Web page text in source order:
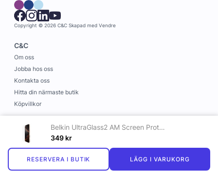
Belkin UltraGlass2 AM Screen Protector - iPhone 15 Pro Max - Maskinglas
349 kr
RESERVERA I BUTIK LÄGG I VARUKORG
Copyright © 2026 C&C Skapad med Vendre
C&C
Om oss
Jobba hos oss
Kontakta oss
Hitta din närmaste butik
Köpvillkor
Information
Leverans och betalning
Cookies
Personuppgiftspolicy